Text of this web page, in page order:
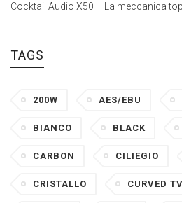
Cocktail Audio X50 – La meccanica
TAGS
200W AES/EBU
BIANCO BLACK
CARBON CILIEGIO
CRISTALLO CURVED TV